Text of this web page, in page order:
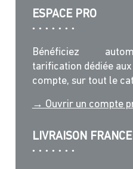
ESPACE PRO
Bénéficiez
tarification dédiée
compte, sur tout le
→ Ouvrir un compte
LIVRAISON